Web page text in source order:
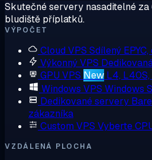
Skutečné servery nasaditelné za
bludiště příplatků.
VÝPOČET
Cloud VPS Sdílený
Výkonný VPS
GPU VPS New L4,
Windows VPS Windows
Dedikované servery
zákazníka
Custom VPS Vyberte
VZDÁLENÁ PLOCHA